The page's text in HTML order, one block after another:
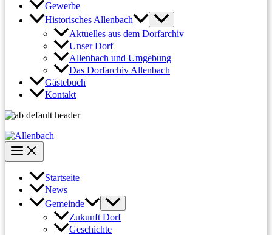
Gewerbe
Historisches Allenbach
Aktuelles aus dem Dorfarchiv
Unser Dorf
Allenbach und Umgebung
Das Dorfarchiv Allenbach
Gästebuch
Kontakt
Startseite
News
Gemeinde
Zukunft Dorf
Geschichte